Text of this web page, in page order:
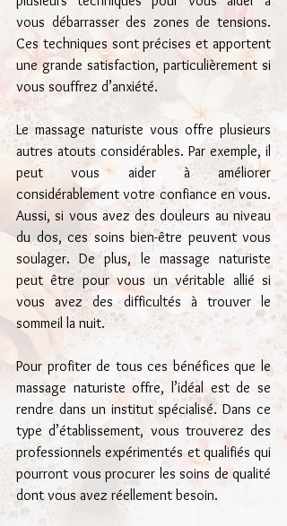
vous débarrasser des zones de tensions.
Ces techniques sont précises et apportent
une grande satisfaction, particulièrement si
vous souffrez d’anxiété.
Le massage naturiste vous offre plusieurs
autres atouts considérables. Par exemple, il
peut vous aider à améliorer
considérablement votre confiance en vous.
Aussi, si vous avez des douleurs au niveau
du dos, ces soins bien-être peuvent vous
soulager. De plus, le massage naturiste
peut être pour vous un véritable allié si
vous avez des difficultés à trouver le
sommeil la nuit.
Pour profiter de tous ces bénéfices que le
massage naturiste offre, l’idéal est de se
rendre dans un institut spécialisé. Dans ce
type d’établissement, vous trouverez des
professionnels expérimentés et qualifiés qui
pourront vous procurer les soins de qualité
dont vous avez réellement besoin.